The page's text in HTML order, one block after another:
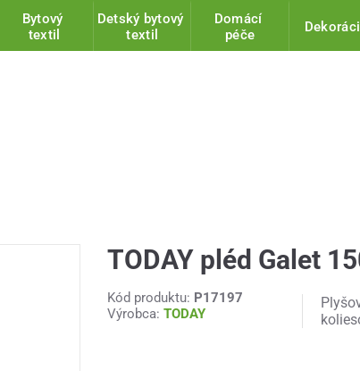
Bytový
textil
Detský bytový
textil
Domácí
péče
TODAY pléd Galet
Kód produktu: P17197
Výrobca: TODAY